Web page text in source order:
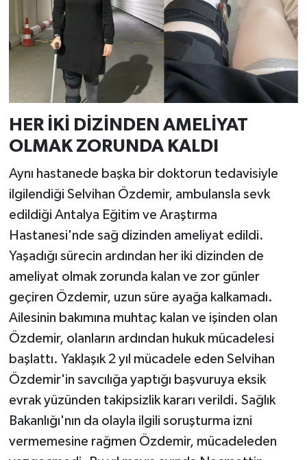
HER İKİ DİZİNDEN AMELİYAT
OLMAK ZORUNDA KALDI
Aynı hastanede başka bir doktorun tedavisiyle
ilgilendiği Selvihan Özdemir, ambulansla sevk
edildiği Antalya Eğitim ve Araştırma
Hastanesi'nde sağ dizinden ameliyat edildi.
Yaşadığı sürecin ardından her iki dizinden de
ameliyat olmak zorunda kalan ve zor günler
geçiren Özdemir, uzun süre ayağa kalkamadı.
Ailesinin bakımına muhtaç kalan ve işinden olan
Özdemir, olanların ardından hukuk mücadelesi
başlattı. Yaklaşık 2 yıl mücadele eden Selvihan
Özdemir'in savcılığa yaptığı başvuruya eksik
evrak yüzünden takipsizlik kararı verildi. Sağlık
Bakanlığı'nın da olayla ilgili soruşturma izni
vermemesine rağmen Özdemir, mücadeleden